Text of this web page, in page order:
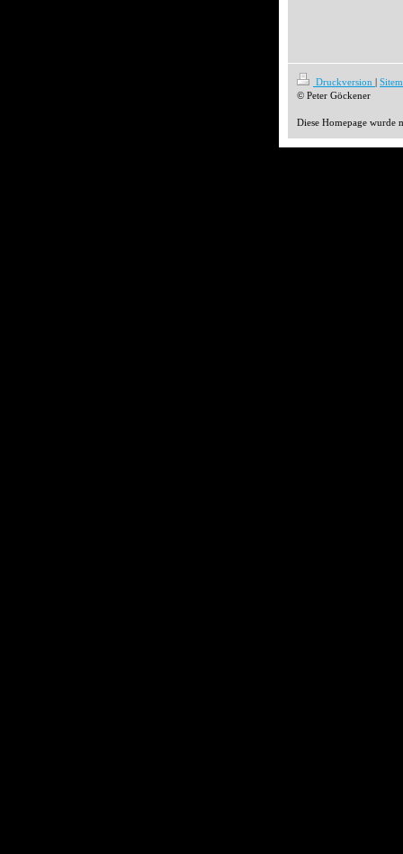
Druckversion |
© Peter Göckener
Diese Homepage wurde